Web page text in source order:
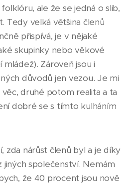
ale že se jedná o slib,
Tedy velká většina členů
přispívá, je v nějaké
skupinky nebo věkové
mládež). Zároveň jsou i
důvodů jen vezou. Je mi
věc, druhé potom realita a ta
dobré se s tímto kulháním
zda nárůst členů byl a je díky
jiných společenství. Nemám
že 40 procent jsou nově